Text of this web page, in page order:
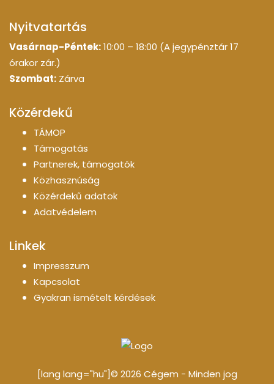
Nyitvatartás
Vasárnap-Péntek:10:00 – 18:00 (A jegypénztár 17
órakor zár.)
Szombat: Zárva
Közérdekű
TÁMOP
Támogatás
Partnerek, támogatók
Közhasznúság
Közérdekű adatok
Adatvédelem
Linkek
Impresszum
Kapcsolat
Gyakran ismételt kérdések
[lang lang="hu"]© 2026 Cégem - Minden jog